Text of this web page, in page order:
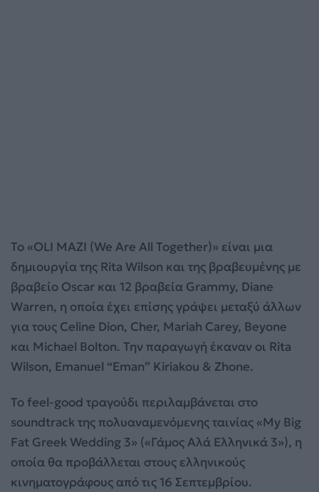
To «OLI MAZI (We Are All Together)» είναι μια
δημιουργία της Rita Wilson και της βραβευμένης με
βραβείο Oscar και 12 βραβεία Grammy, Diane
Warren, η οποία έχει επίσης γράψει μεταξύ άλλων
για τους Celine Dion, Cher, Mariah Carey, Beyone
και Michael Bolton. Την παραγωγή έκαναν οι Rita
Wilson, Emanuel “Eman” Kiriakou & Zhone.
Το feel-good τραγούδι περιλαμβάνεται στο
soundtrack της πολυαναμενόμενης ταινίας «My Big
Fat Greek Wedding 3» («Γάμος Αλά Ελληνικά 3»), η
οποία θα προβάλλεται στους ελληνικούς
κινηματογράφους από τις 16 Σεπτεμβρίου.